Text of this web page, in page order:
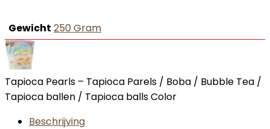
Gewicht ‎250 Gram
Tapioca Pearls – Tapioca Parels / Boba / Bubble Tea /
Tapioca ballen / Tapioca balls Color
Beschrijving